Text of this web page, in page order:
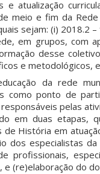
e atualização
meio e fim da
sejam: (i) 2018.2
em grupos, com
desse
e metodológicos,
da rede
como ponto de
pelas
em duas etapas,
História em
dos especialistas
profissionais,
(re)elaboração do